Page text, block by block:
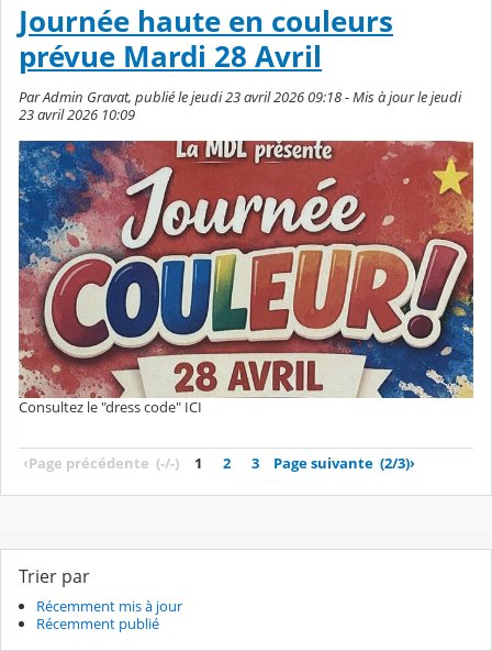
Journée haute en couleurs
prévue Mardi 28 Avril
Par Admin Gravat, publié le jeudi 23 avril 2026 09:18 - Mis à jour le jeudi
23 avril 2026 10:09
Consultez le "dress code" ICI
‹Page précédente (-/-) 1 2 3 Page suivante (2/3)›
Trier par
Récemment mis à jour
Récemment publié